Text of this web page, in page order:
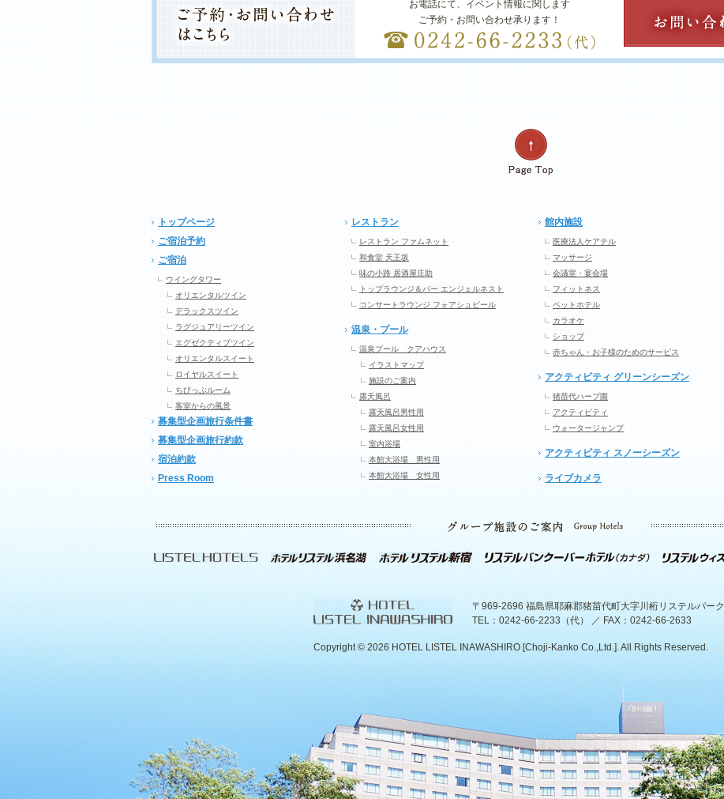
お電話にて、イベント情報に関します
ご予約・お問い合わせ承ります！
トップページ
ご宿泊予約
ご宿泊
ウイングタワー
オリエンタルツイン
デラックスツイン
ラグジュアリーツイン
エグゼクティブツイン
オリエンタルスイート
ロイヤルスイート
ちびっぷルーム
客室からの風景
募集型企画旅行条件書
募集型企画旅行約款
宿泊約款
Press Room
レストラン
レストラン ファムネット
和食堂 天王坂
味の小路 居酒屋庄助
トップラウンジ＆バー エンジェルネスト
コンサートラウンジ フォアシュピール
温泉・プール
温泉プール クアハウス
イラストマップ
施設のご案内
露天風呂
露天風呂男性用
露天風呂女性用
室内浴場
本館大浴場 男性用
本館大浴場 女性用
館内施設
医療法人ケアテル
マッサージ
会議室・宴会場
フィットネス
ペットホテル
カラオケ
ショップ
赤ちゃん・お子様のためのサービス
アクティビティ グリーンシーズン
猪苗代ハーブ園
アクティビティ
ウォータージャンプ
アクティビティ スノーシーズン
ライブカメラ
〒969-2696 福島県耶麻郡猪苗代町大字川桁リステルパーク
TEL：0242-66-2233（代） ／ FAX：0242-66-2633
Copyright © 2026 HOTEL LISTEL INAWASHIRO [Choji-Kanko Co.,Ltd.]. All Rights Reserved.